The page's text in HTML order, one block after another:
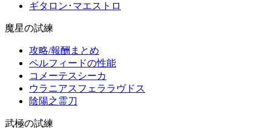
ギタロン･マエストロ
魔星の試練
攻略/報酬まとめ
ペルフィードの性能
コメーテスシーカ
ウラニアスフェララヴドス
陰陽之霊刀
武極の試練